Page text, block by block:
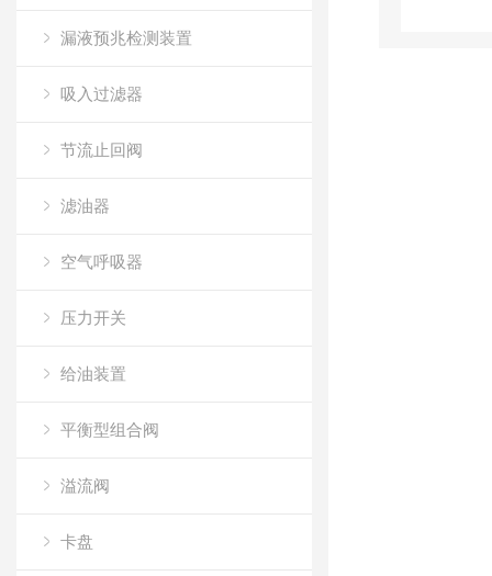
漏液预兆检测装置
吸入过滤器
节流止回阀
滤油器
空气呼吸器
压力开关
给油装置
平衡型组合阀
溢流阀
卡盘